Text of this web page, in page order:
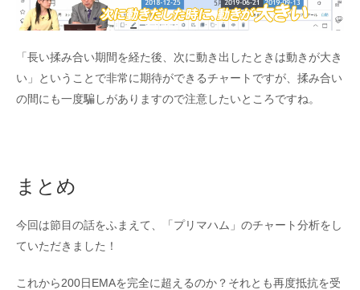
「長い揉み合い期間を経た後、次に動き出したときは動きが大き
い」ということで非常に期待ができるチャートですが、揉み合い
の間にも一度騙しがありますので注意したいところですね。
まとめ
今回は節目の話をふまえて、「プリマハム」のチャート分析をし
ていただきました！
これから200日EMAを完全に超えるのか？それとも再度抵抗を受